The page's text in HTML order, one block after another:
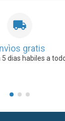
gratis
5 dias habiles a